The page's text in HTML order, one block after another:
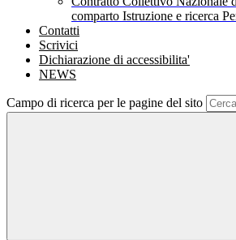
comparto Istruzione e ricerca
Contatti
Scrivici
Dichiarazione di accessibilita'
NEWS
Campo di ricerca per le pagine del sito